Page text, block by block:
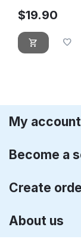
$19.90
My account
Become a
Create
About us